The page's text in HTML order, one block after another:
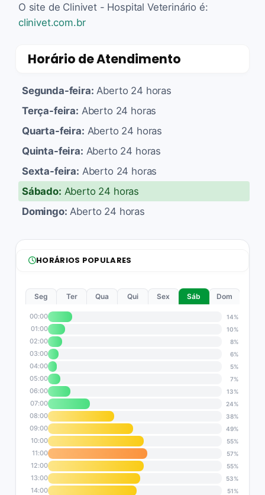
O site de Clinivet - Hospital Veterinário é:
clinivet.com.br
Horário de Atendimento
Segunda-feira: Aberto 24 horas
Terça-feira: Aberto 24 horas
Quarta-feira: Aberto 24 horas
Quinta-feira: Aberto 24 horas
Sexta-feira: Aberto 24 horas
Sábado: Aberto 24 horas
Domingo: Aberto 24 horas
HORÁRIOS POPULARES
Seg Ter Qua Qui Sex Sáb Dom
00:00 14%
01:00 10%
02:00 8%
03:00 6%
04:00 5%
05:00 7%
06:00 13%
07:00 24%
08:00 38%
09:00 49%
10:00 55%
11:00 57%
12:00 55%
13:00 53%
14:00 51%